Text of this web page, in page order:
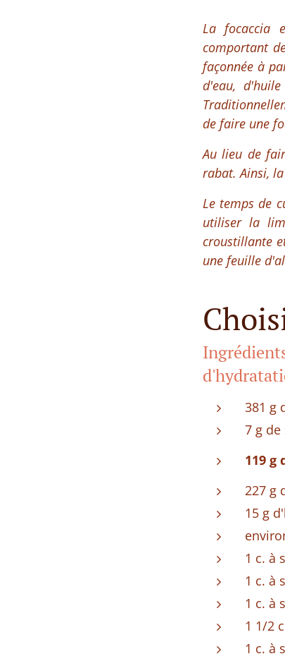
La focaccia
comportant
façonnée à
d'eau,
de faire une
Au lieu de
rabat. Ainsi,
Le temps de
utiliser la
croustillante
une feuille
381 g
7 g
119 g
227 g
15 g
1 c. à
1 c. à
1 c. à
1 1/2
1 c. à